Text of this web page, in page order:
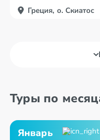
Греция, о. Скиатос
Туры по
Январь